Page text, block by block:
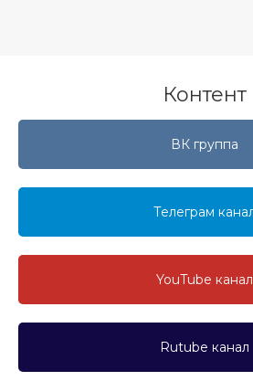
Контент
ВК группа
Телеграм
YouTube канал
Rutube канал